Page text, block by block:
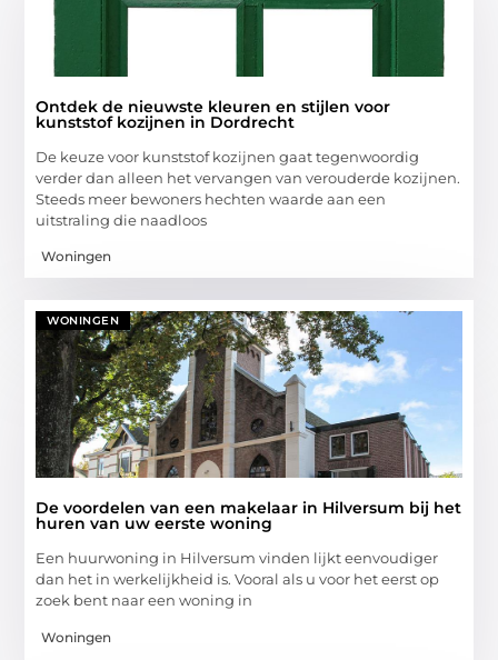
Ontdek de nieuwste kleuren en stijlen voor
kunststof kozijnen in Dordrecht
De keuze voor kunststof kozijnen gaat tegenwoordig
verder dan alleen het vervangen van verouderde kozijnen.
Steeds meer bewoners hechten waarde aan een
uitstraling die naadloos
Woningen
WONINGEN
De voordelen van een makelaar in Hilversum bij het
huren van uw eerste woning
Een huurwoning in Hilversum vinden lijkt eenvoudiger
dan het in werkelijkheid is. Vooral als u voor het eerst op
zoek bent naar een woning in
Woningen